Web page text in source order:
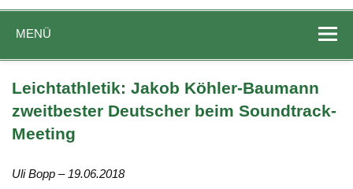
MENÜ
Leichtathletik: Jakob Köhler-Baumann
zweitbester Deutscher beim Soundtrack-
Meeting
Uli Bopp – 19.06.2018